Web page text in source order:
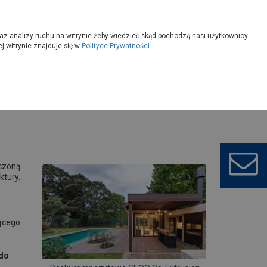
analizy ruchu na witrynie żeby wiedzieć skąd pochodzą nasi użytkownicy.
witrynie znajduje się w Polityce Prywatności.